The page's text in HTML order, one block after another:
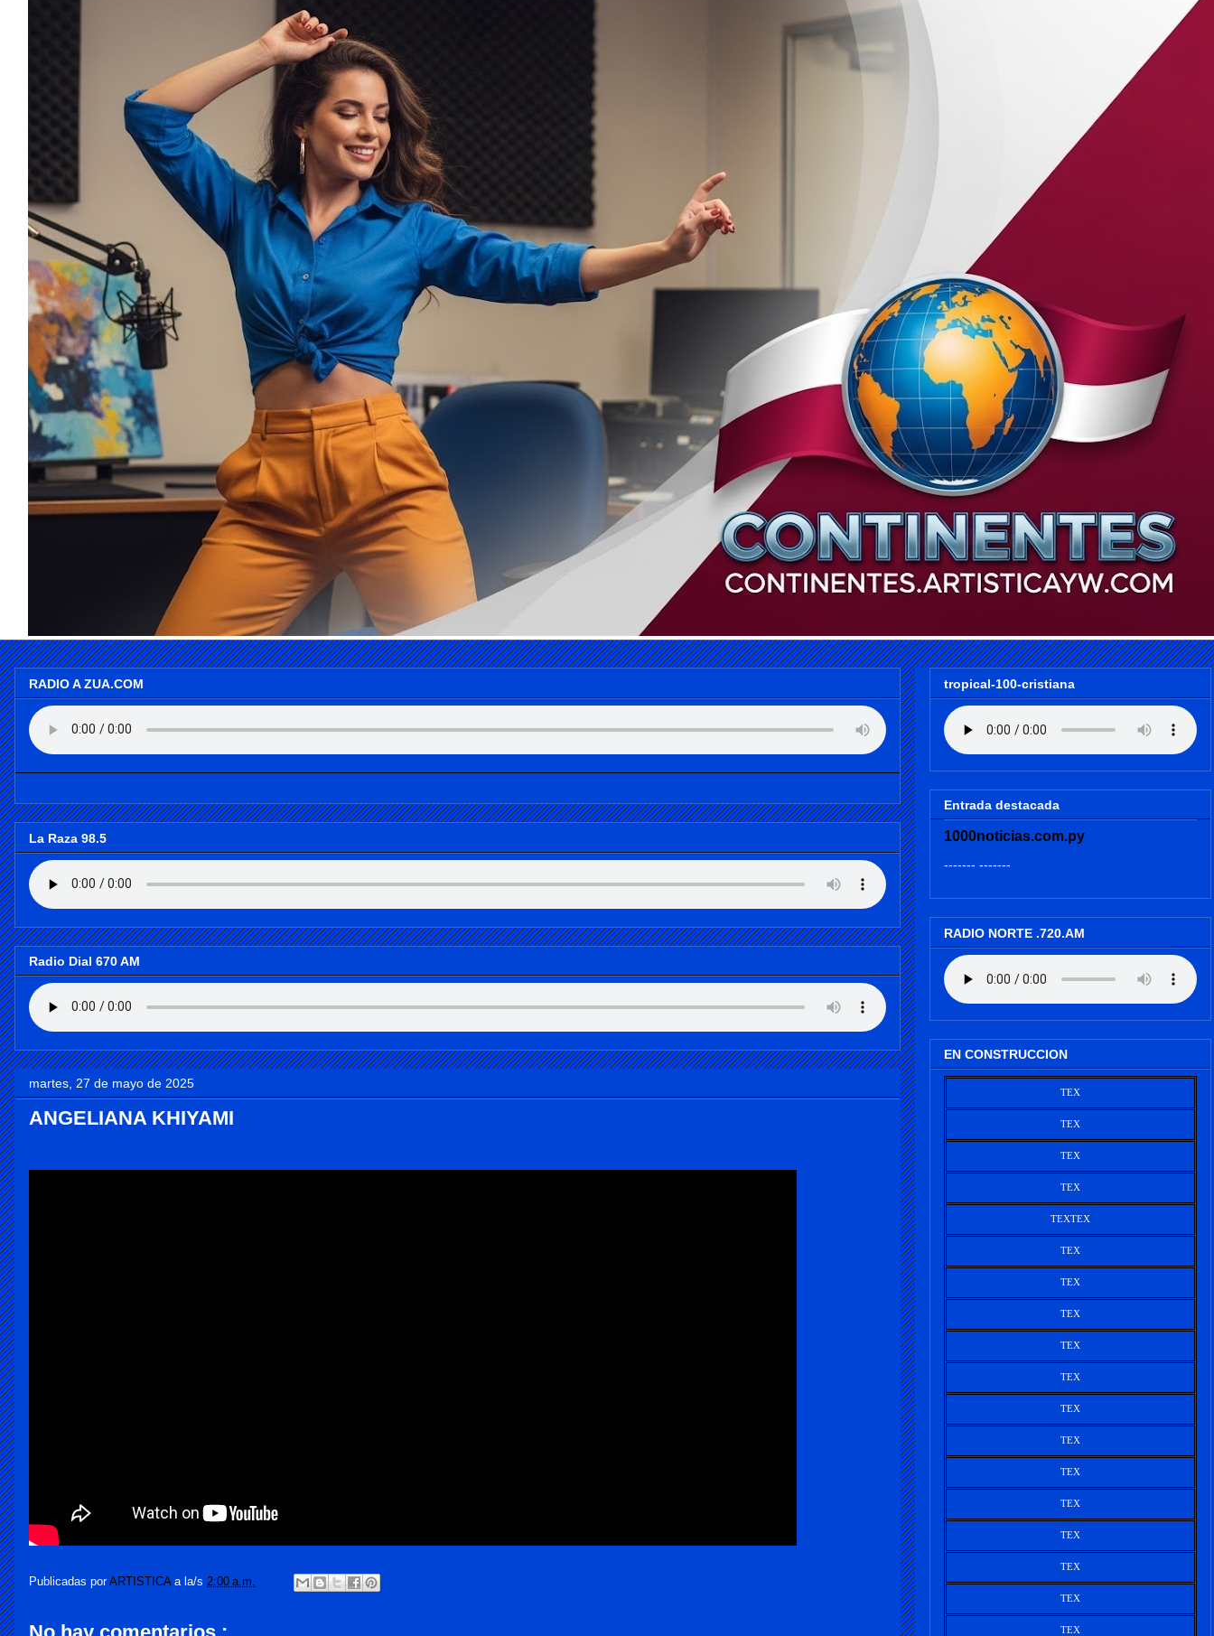
RADIO A ZUA.COM
La Raza 98.5
Radio Dial 670 AM
martes, 27 de mayo de 2025
ANGELIANA KHIYAMI
Publicadas porARTISTICA a la/s 2:00 a.m.
tropical-100-cristiana
Entrada destacada
1000noticias.com.py
------- -------
RADIO NORTE .720.AM
EN CONSTRUCCION
TEX
TEX
TEX
TEX
TEXTEX
TEX
TEX
TEX
TEX
TEX
TEX
TEX
TEX
TEX
TEX
TEX
TEX
TEX